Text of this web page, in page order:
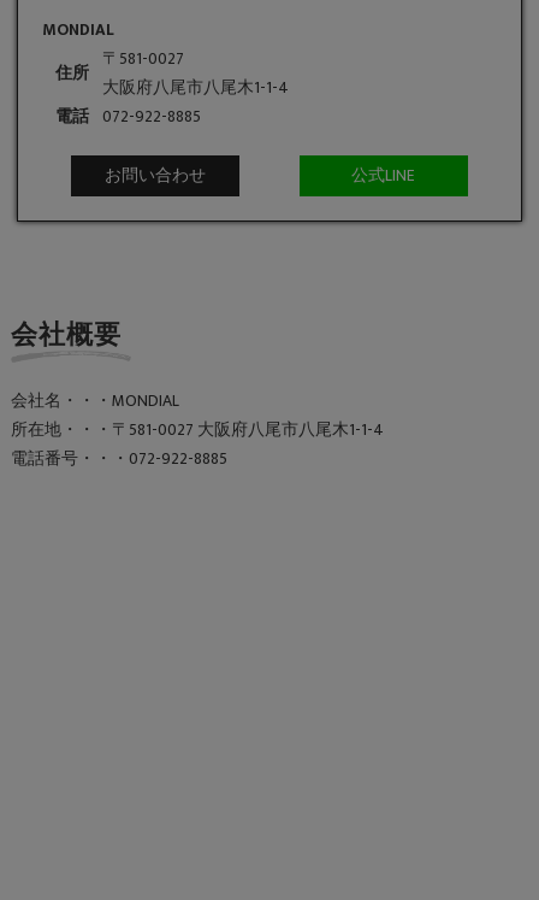
MONDIAL
住所
〒581-0027
大阪府八尾市八尾木1-1-4
電話 072-922-8885
お問い合わせ 公式LINE
会社概要
会社名・・・MONDIAL
所在地・・・〒581-0027 大阪府八尾市八尾木1-1-4
電話番号・・・072-922-8885